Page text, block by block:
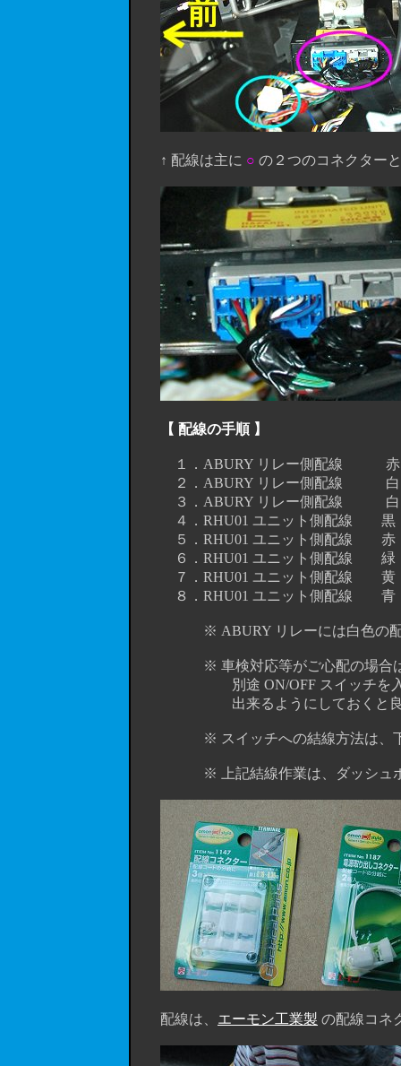
↑ 配線は主に ○ の２つのコネクター
【 配線の手順 】
１．ABURY リレー側配線 赤
２．ABURY リレー側配線 白
３．ABURY リレー側配線 白 →
４．RHU01 ユニット側配線 黒
５．RHU01 ユニット側配線 赤
６．RHU01 ユニット側配線 緑
７．RHU01 ユニット側配線 黄
８．RHU01 ユニット側配線 青 →
※ ABURY リレーには白色の配線
※ 車検対応等がご心配の場合は、
別途 ON/OFF スイッチを入れて
出来るようにしておくと良い
※ スイッチへの結線方法は、下
※ 上記結線作業は、ダッシュボー
配線は、 エーモン工業製 の配線コネ